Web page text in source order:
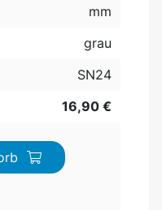
mm
grau
SN24
16,90 €